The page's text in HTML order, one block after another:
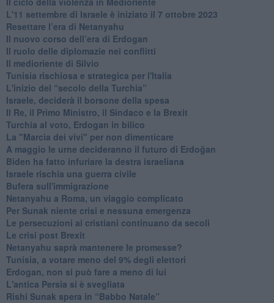
L'11 settembre di Israele è iniziato il 7 ottobre 2023
Resettare l’era di Netanyahu
​Il nuovo corso dell’era di Erdogan
Il ruolo delle diplomazie nei conflitti
Il medioriente di Silvio
Tunisia rischiosa e strategica per l'Italia
L'inizio del “secolo della Turchia”
Israele, deciderà il borsone della spesa
Il Re, il Primo Ministro, il Sindaco e la Brexit
Turchia al voto, Erdogan in bilico
La "Marcia dei vivi" per non dimenticare
A maggio le urne decideranno il futuro di Erdoğan
Biden ha fatto infuriare la destra israeliana
Israele rischia una guerra civile
Bufera sull'immigrazione
Netanyahu a Roma, un viaggio complicato
Per Sunak niente crisi e nessuna emergenza
Le persecuzioni ai cristiani continuano da secoli
Le crisi post Brexit
Netanyahu saprà mantenere le promesse?
Tunisia, a votare meno del 9% degli elettori
Erdogan, non si può fare a meno di lui
L'antica Persia si è svegliata
Rishi Sunak spera in “Babbo Natale”